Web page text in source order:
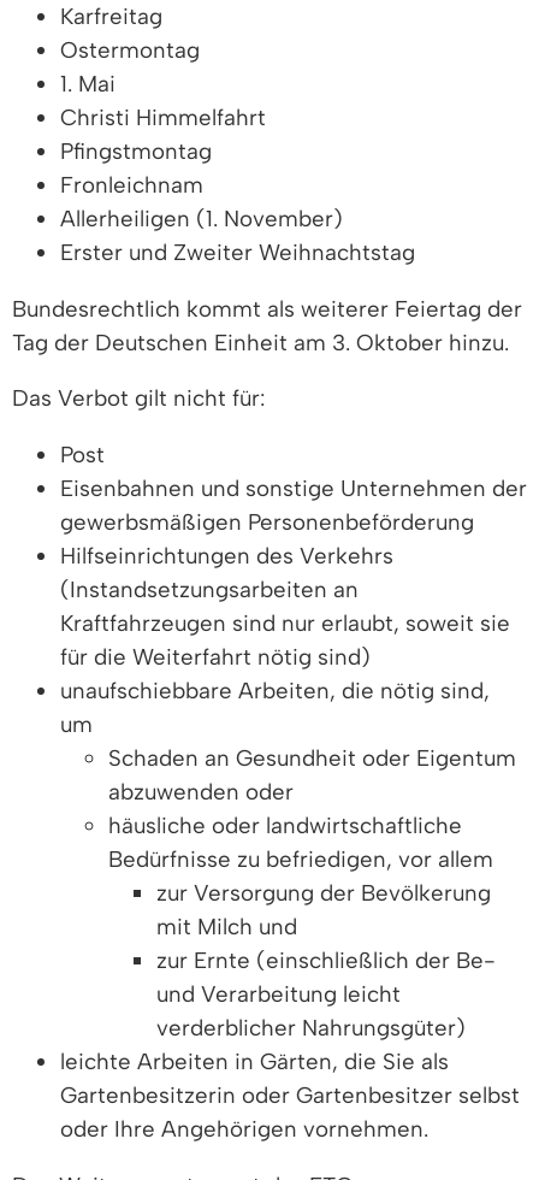
Karfreitag
Ostermontag
1. Mai
Christi Himmelfahrt
Pfingstmontag
Fronleichnam
Allerheiligen (1. November)
Erster und Zweiter Weihnachtstag
Bundesrechtlich kommt als weiterer Feiertag der
Tag der Deutschen Einheit am 3. Oktober hinzu.
Das Verbot gilt nicht für:
Post
Eisenbahnen und sonstige Unternehmen der
gewerbsmäßigen Personenbeförderung
Hilfseinrichtungen des Verkehrs
(Instandsetzungsarbeiten an
Kraftfahrzeugen sind nur erlaubt, soweit sie
für die Weiterfahrt nötig sind)
unaufschiebbare Arbeiten, die nötig sind,
um
Schaden an Gesundheit oder Eigentum
abzuwenden oder
häusliche oder landwirtschaftliche
Bedürfnisse zu befriedigen, vor allem
zur Versorgung der Bevölkerung
mit Milch und
zur Ernte (einschließlich der Be-
und Verarbeitung leicht
verderblicher Nahrungsgüter)
leichte Arbeiten in Gärten, die Sie als
Gartenbesitzerin oder Gartenbesitzer selbst
oder Ihre Angehörigen vornehmen.